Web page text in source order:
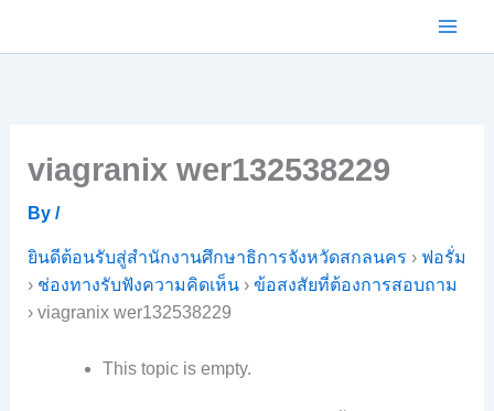
viagranix wer132538229
By /
ยินดีต้อนรับสู่สำนักงานศึกษาธิการจังหวัดสกลนคร › ฟอรั่ม
› ช่องทางรับฟังความคิดเห็น › ข้อสงสัยที่ต้องการสอบถาม
› viagranix wer132538229
This topic is empty.